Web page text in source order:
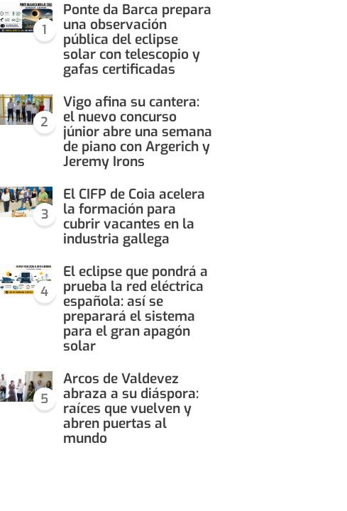
1
Ponte da Barca prepara
una observación
pública del eclipse
solar con telescopio y
gafas certificadas
2
Vigo afina su cantera:
el nuevo concurso
júnior abre una semana
de piano con Argerich y
Jeremy Irons
3
El CIFP de Coia acelera
la formación para
cubrir vacantes en la
industria gallega
4
El eclipse que pondrá a
prueba la red eléctrica
española: así se
preparará el sistema
para el gran apagón
solar
5
Arcos de Valdevez
abraza a su diáspora:
raíces que vuelven y
abren puertas al
mundo